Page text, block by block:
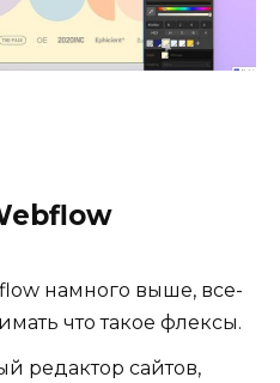
намного выше, все-
что такое флексы.
редактор сайтов,